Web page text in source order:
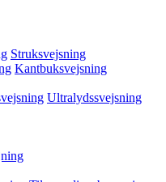
Struksvejsning
Kantbuksvejsning
Ultralydssvejsning